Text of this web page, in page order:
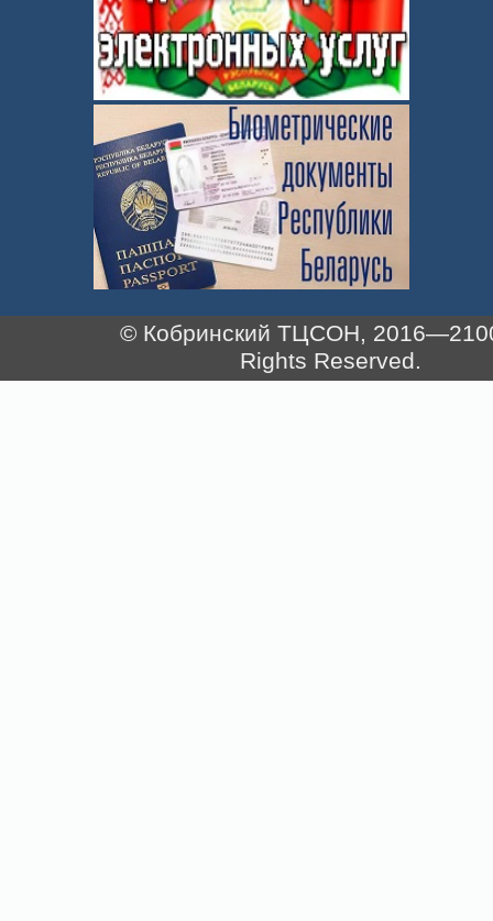
© Кобринский ТЦСОН,
Rights Reserved.